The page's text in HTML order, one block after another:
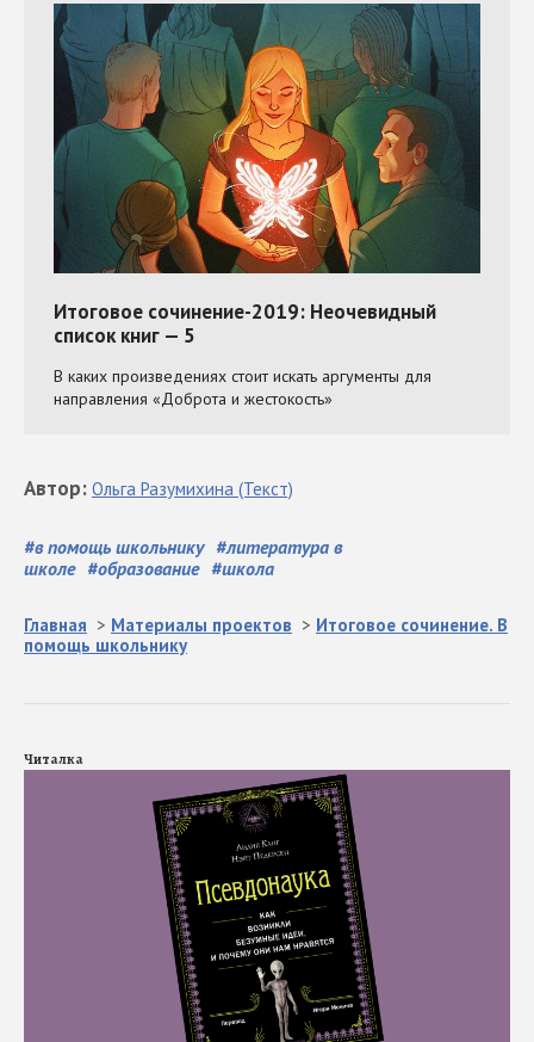
#в помощь школьнику #литература в
школе #образование #школа
Автор: Ольга Разумихина (Текст)
Главная > Материалы проектов > Итоговое сочинение. В
помощь школьнику
Читалка